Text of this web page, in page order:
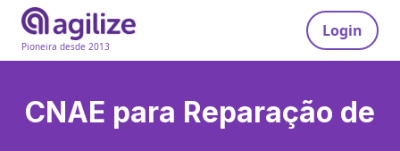
Pioneira desde 2013
Login
CNAE para Reparação de